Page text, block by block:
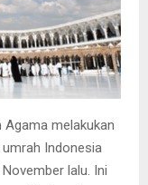
melakukan
Indonesia
lalu. Ini